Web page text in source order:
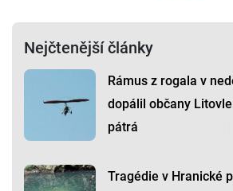
Nejčtenější články
Rámus z rogala v
dopálil občany
pátrá
Tragédie v Hranické